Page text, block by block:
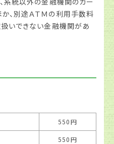
、別途ＡＴＭの利用手数料
扱いできない金融機関があ
550円
550円